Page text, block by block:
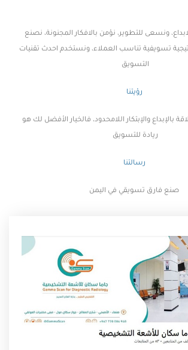
ونسعى للتطوير، نؤمن بالافكار المجنونة، نصنع
تسويفية تناسب العملاء، ونستخدم احدث تقنيات
التسويق
رؤيتنا
بالإبداع والإبتكار اللامحدود، فالخيار الأفضل لك هو
ريادة للتسويق
رسالتنا
صنع فارق تسويقي في اليمن